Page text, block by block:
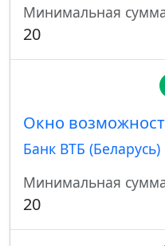
Минимальная
20
Окно
Банк ВТБ (Беларусь)
Минимальная
20